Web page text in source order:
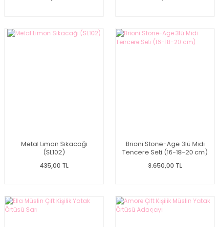
Metal Limon Sıkacağı
(SL102)
435,00 TL
Brioni Stone-Age 3lü Midi
Tencere Seti (16-18-20 cm)
8.650,00 TL